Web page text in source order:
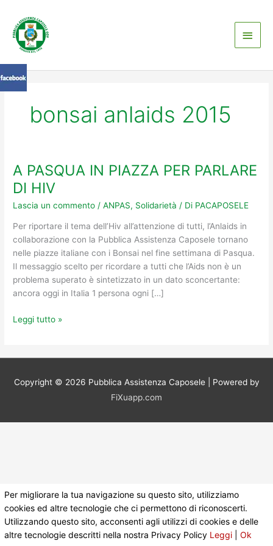
contenuto
Menu
bonsai anlaids 2015
A PASQUA IN PIAZZA PER PARLARE
DI HIV
Lascia un commento /ANPAS, Solidarietà / Di PACAPOSELE
Per riportare il tema dell’Hiv all’attenzione di tutti, l’Anlaids in
collaborazione con la Pubblica Assistenza Caposele tornano
nelle piazze italiane con i Bonsai nel fine settimana di Pasqua.
Il messaggio scelto per ricordare a tutti che l’Aids non è un
problema superato è sintetizzato in un dato sconcertante:
ancora oggi in Italia 1 persona ogni […]
A
PASQUA
IN
PIAZZA
PER
PARLARE
HIV
Leggi tutto »
Copyright © 2026 Pubblica Assistenza Caposele| Powered by
FiXuapp.com
Per migliorare la tua navigazione su questo sito, utilizziamo
cookies ed altre tecnologie che ci permettono di riconoscerti.
Utilizzando questo sito, acconsenti agli utilizzi di cookies e delle
altre tecnologie descritti nella nostra Privacy Policy Leggi Ok